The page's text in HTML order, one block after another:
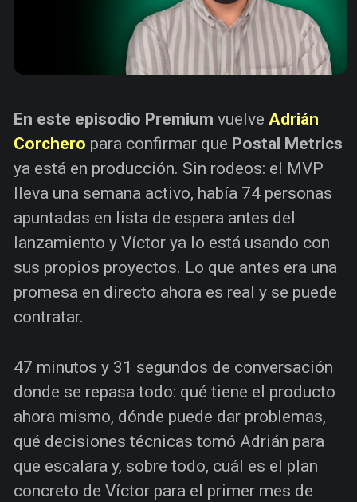
En este episodio Premium vuelve Adrián
Corchero para confirmar que Postal Metrics
ya está en producción. Sin rodeos: el MVP
lleva una semana activo, había 74 personas
apuntadas en lista de espera antes del
lanzamiento y Víctor ya lo está usando con
sus propios proyectos. Lo que antes era una
promesa en directo ahora es real y se puede
contratar.
47 minutos y 31 segundos de conversación
donde se repasa todo: qué tiene el producto
ahora mismo, dónde puede dar problemas,
qué decisiones técnicas tomó Adrián para
que escalara y, sobre todo, cuál es el plan
concreto de Víctor para el primer mes de